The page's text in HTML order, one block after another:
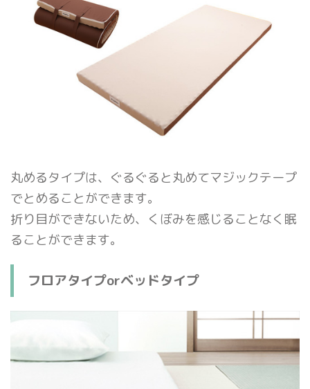
丸めるタイプは、ぐるぐると丸めてマジックテープ
でとめることができます。
折り目ができないため、くぼみを感じることなく眠
ることができます。
フロアタイプorベッドタイプ